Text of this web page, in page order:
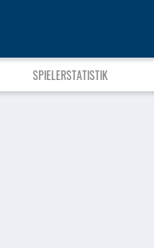
SPIELERSTATISTIK